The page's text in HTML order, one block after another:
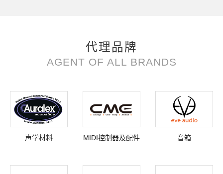
代理品牌
AGENT OF ALL BRANDS
声学材料 MIDI控制器及配件 音箱